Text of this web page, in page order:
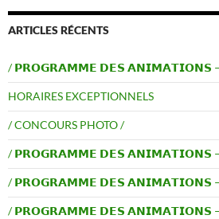
ARTICLES RÉCENTS
/ 𝗣𝗥𝗢𝗚𝗥𝗔𝗠𝗠𝗘 𝗗𝗘𝗦 𝗔𝗡𝗜𝗠𝗔𝗧𝗜𝗢𝗡𝗦 –
HORAIRES EXCEPTIONNELS
/ CONCOURS PHOTO /
/ 𝗣𝗥𝗢𝗚𝗥𝗔𝗠𝗠𝗘 𝗗𝗘𝗦 𝗔𝗡𝗜𝗠𝗔𝗧𝗜𝗢𝗡𝗦 –
/ 𝗣𝗥𝗢𝗚𝗥𝗔𝗠𝗠𝗘 𝗗𝗘𝗦 𝗔𝗡𝗜𝗠𝗔𝗧𝗜𝗢𝗡𝗦 –
/ 𝗣𝗥𝗢𝗚𝗥𝗔𝗠𝗠𝗘 𝗗𝗘𝗦 𝗔𝗡𝗜𝗠𝗔𝗧𝗜𝗢𝗡𝗦 –